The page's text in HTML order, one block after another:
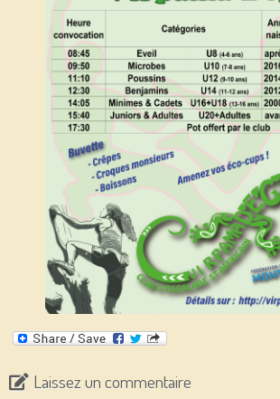
Laissez un commentaire